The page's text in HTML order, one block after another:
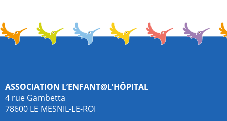
Association L’enfant@l’hôpital
4 rue Gambetta
78600 LE MESNIL-LE-ROI